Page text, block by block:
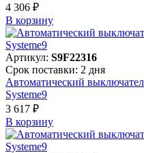
4 306 ₽
В корзинy
Артикул: S9F22316
Срок поставки: 2 дня
Автоматический
Systeme9
3 617 ₽
В корзинy